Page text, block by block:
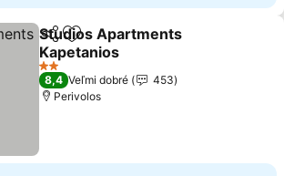
ZdieľaťPridať do obľúbených
Studios Apartments
Kapetanios
Zobraziť ceny
2 Počet hviezdičiek
8,4 Veľmi dobré
453
Perivolos